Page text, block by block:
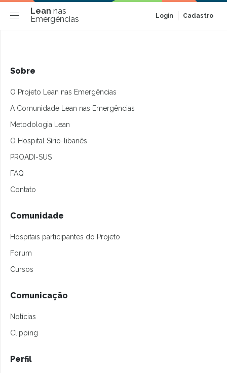
Lean nas
Emergências
Login Cadastro
Sobre
O Projeto Lean nas Emergências
A Comunidade Lean nas Emergências
Metodologia Lean
O Hospital Sírio-libanês
PROADI-SUS
FAQ
Contato
Comunidade
Hospitais participantes do Projeto
Forum
Cursos
Comunicação
Notícias
Clipping
Perfil